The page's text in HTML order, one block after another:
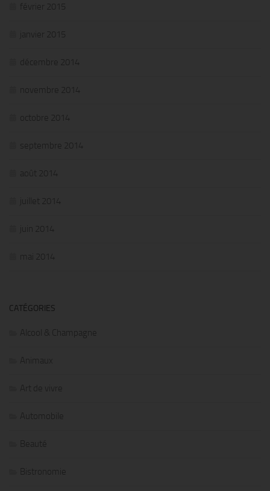
février 2015
janvier 2015
décembre 2014
novembre 2014
octobre 2014
septembre 2014
août 2014
juillet 2014
juin 2014
mai 2014
CATÉGORIES
Alcool & Champagne
Animaux
Art de vivre
Automobile
Beauté
Bistronomie